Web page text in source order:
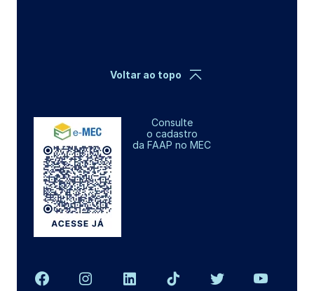
Consulte
o cadastro
da FAAP no MEC
Voltar ao topo